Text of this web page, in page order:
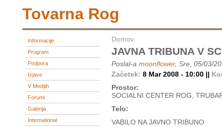
Tovarna Rog
Informacije
Program
Podpora
Izjave
V Medijih
Forumi
Galerija
International
Domov
JAVNA TRIBUNA V
Poslal-a moonflower, Sre, 05/03/
Začetek: 8 Mar 2008 - 10:00 ||
Prostor:
SOCIALNI CENTER ROG,
Telo:
VABILO NA JAVNO TRIBUNO